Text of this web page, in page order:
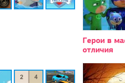
Герои в
отличия